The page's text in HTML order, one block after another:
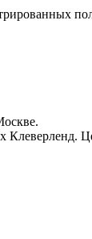
Клеверленд.